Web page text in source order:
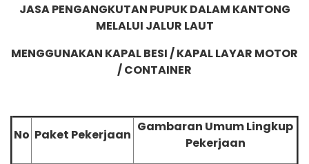
JASA PENGANGKUTAN PUPUK DALAM KANTONG
MELALUI JALUR LAUT
MENGGUNAKAN KAPAL BESI / KAPAL LAYAR MOTOR
/ CONTAINER
No Paket Pekerjaan
Gambaran Umum Lingkup
Pekerjaan